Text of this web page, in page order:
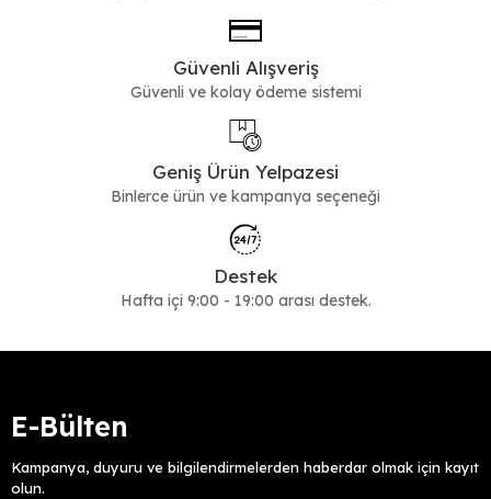
Güvenli Alışveriş
Güvenli ve kolay ödeme sistemi
Geniş Ürün Yelpazesi
Binlerce ürün ve kampanya seçeneği
Destek
Hafta içi 9:00 - 19:00 arası destek.
E-Bülten
Kampanya, duyuru ve bilgilendirmelerden haberdar olmak için kayıt
olun.